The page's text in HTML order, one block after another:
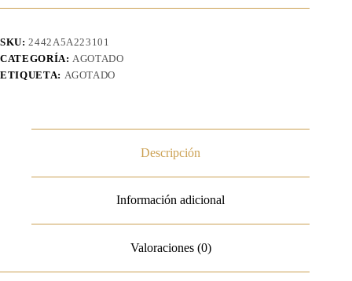
SKU:2442A5A223101
CATEGORÍA:AGOTADO
ETIQUETA: AGOTADO
Descripción
Información adicional
Valoraciones (0)